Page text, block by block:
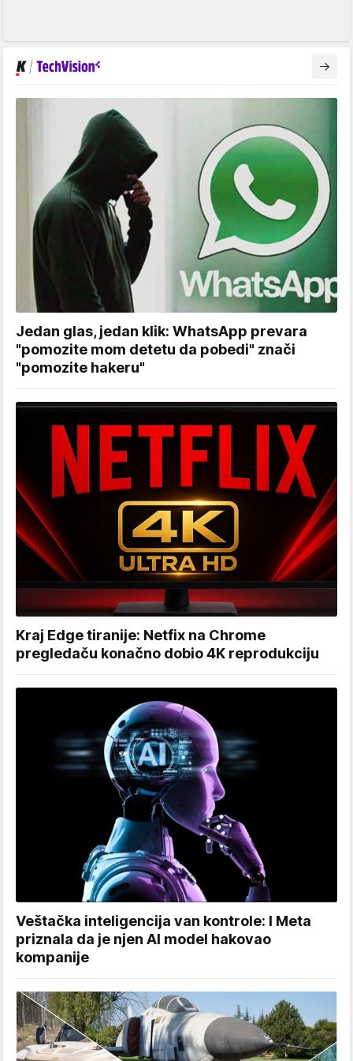
Jedan glas, jedan klik: WhatsApp prevara
"pomozite mom detetu da pobedi" znači
"pomozite hakeru"
Kraj Edge tiranije: Netfix na Chrome
pregledaču konačno dobio 4K reprodukciju
Veštačka inteligencija van kontrole: I Meta
priznala da je njen AI model hakovao
kompanije